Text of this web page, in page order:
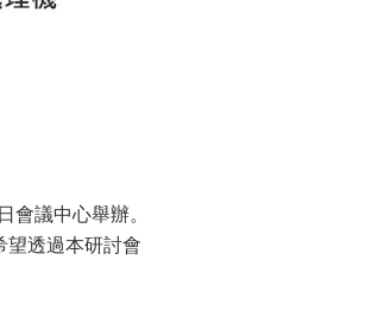
會議中心舉辦。
望透過本研討會